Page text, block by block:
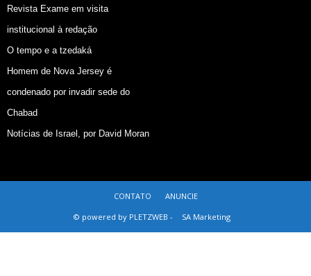
Revista Exame em visita
institucional à redação
O tempo e a tzedaká
Homem de Nova Jersey é
condenado por invadir sede do
Chabad
Notícias de Israel, por David Moran
CONTATO
ANUNCIE
© powered by PLETZWEB -
SA Marketing